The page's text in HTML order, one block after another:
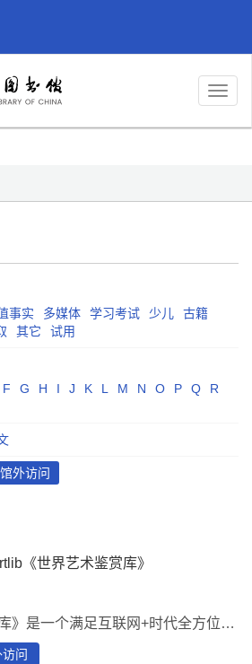
事实 多媒体 学习考试 少儿
古籍
其它 试用
F G H I J K L M N O P Q
R
馆外访问
《世界艺术鉴赏库》
Artlib《世界艺术鉴赏库》是一个满足互联网+时代全方位艺术鉴赏需求的产品，收录高清图片并处于实时更新状态，涵盖油画、素描、版画、水彩、国画、书法、壁画、雕塑、篆刻、建筑艺术及其他类型，包含艺术普及、艺术故事、艺术品、艺术家、艺术机构、资讯六大内容模块。具有：知识系统组织、内容全面完整、数据深度标引、超级高清大图呈现、知识点内容模块关联、艺术辞典规范等专业特点。不仅能够提供高质量的艺术作品图片（可以进行高倍数放大，可以满足临摹、学习等多场景使用），同时能够为艺术鉴赏学习提供了大量的辅助素材和必要工具。
问